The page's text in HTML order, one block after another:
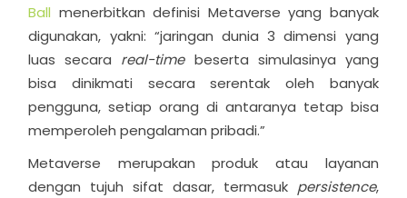
Ball menerbitkan definisi Metaverse yang banyak
digunakan, yakni: “jaringan dunia 3 dimensi yang
luas secara real-time beserta simulasinya yang
bisa dinikmati secara serentak oleh banyak
pengguna, setiap orang di antaranya tetap bisa
memperoleh pengalaman pribadi.”
Metaverse merupakan produk atau layanan
dengan tujuh sifat dasar, termasuk persistence,